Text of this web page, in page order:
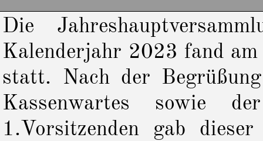
Die
Kalenderjahr 2023 fand
statt. Nach der
Kassenwartes sowie
1.Vorsitzenden gab